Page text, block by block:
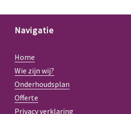
Navigatie
Home
Wie zijn wij?
Onderhoudsplan
Offerte
Privacy verklaring